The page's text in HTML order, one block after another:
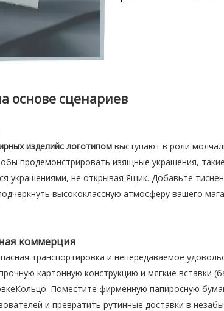
основе сценариев
изделийс логотипом выступают в роли
продемонстрировать изящные украшения,
украшениями, не открывая Ящик. Добавьте
высококлассную атмосферу вашего
коммерция
транспортировка и непередаваемое
картонную конструкцию и мягкие вставки
Поместите фирменную папиросную
и превратить рутинные доставки в